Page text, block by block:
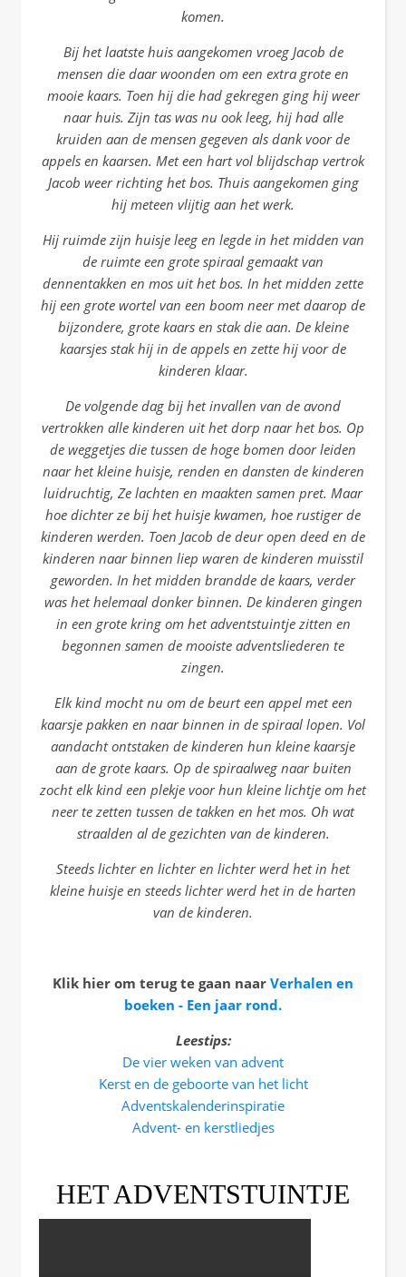
komen.
Bij het laatste huis aangekomen vroeg Jacob de
mensen die daar woonden om een extra grote en
mooie kaars. Toen hij die had gekregen ging hij weer
naar huis. Zijn tas was nu ook leeg, hij had alle
kruiden aan de mensen gegeven als dank voor de
appels en kaarsen. Met een hart vol blijdschap vertrok
Jacob weer richting het bos. Thuis aangekomen ging
hij meteen vlijtig aan het werk.
Hij ruimde zijn huisje leeg en legde in het midden van
de ruimte een grote spiraal gemaakt van
dennentakken en mos uit het bos. In het midden zette
hij een grote wortel van een boom neer met daarop de
bijzondere, grote kaars en stak die aan. De kleine
kaarsjes stak hij in de appels en zette hij voor de
kinderen klaar.
De volgende dag bij het invallen van de avond
vertrokken alle kinderen uit het dorp naar het bos. Op
de weggetjes die tussen de hoge bomen door leiden
naar het kleine huisje, renden en dansten de kinderen
luidruchtig, Ze lachten en maakten samen pret. Maar
hoe dichter ze bij het huisje kwamen, hoe rustiger de
kinderen werden. Toen Jacob de deur open deed en de
kinderen naar binnen liep waren de kinderen muisstil
geworden. In het midden brandde de kaars, verder
was het helemaal donker binnen. De kinderen gingen
in een grote kring om het adventstuintje zitten en
begonnen samen de mooiste adventsliederen te
zingen.
Elk kind mocht nu om de beurt een appel met een
kaarsje pakken en naar binnen in de spiraal lopen. Vol
aandacht ontstaken de kinderen hun kleine kaarsje
aan de grote kaars. Op de spiraalweg naar buiten
zocht elk kind een plekje voor hun kleine lichtje om het
neer te zetten tussen de takken en het mos. Oh wat
straalden al de gezichten van de kinderen.
Steeds lichter en lichter en lichter werd het in het
kleine huisje en steeds lichter werd het in de harten
van de kinderen.
Klik hier om terug te gaan naar Verhalen en
boeken - Een jaar rond.
Leestips:
De vier weken van advent
Kerst en de geboorte van het licht
Adventskalenderinspiratie
Advent- en kerstliedjes
HET ADVENTSTUINTJE